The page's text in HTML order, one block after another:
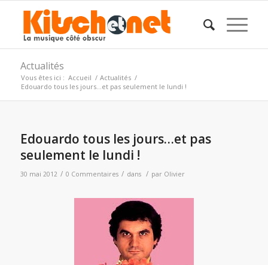
Actualités
Vous êtes ici : Accueil / Actualités /
Edouardo tous les jours…et pas seulement le lundi !
Edouardo tous les jours…et pas
seulement le lundi !
30 mai 2012 / 0 Commentaires / dans / par Olivier